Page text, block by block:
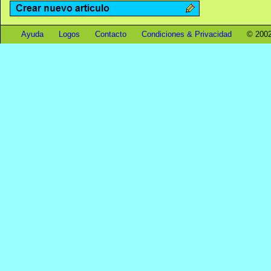
Ayuda Logos Contacto Condiciones & Privacidad ©